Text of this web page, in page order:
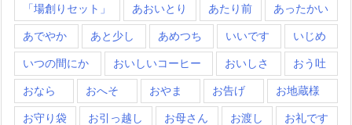
「場創りセット」 あおいとり あたり前 あったかい
あでやか あと少し あめつち いいです いじめ
いつの間にか おいしいコーヒー おいしさ おう吐
おなら おへそ おやま お告げ お地蔵様
お守り袋 お引っ越し お母さん お渡し お礼です